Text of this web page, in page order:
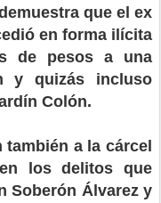
que el ex
en forma ilícita
de pesos a una
y quizás incluso
Colón.
a la cárcel
los delitos que
Soberón Álvarez y